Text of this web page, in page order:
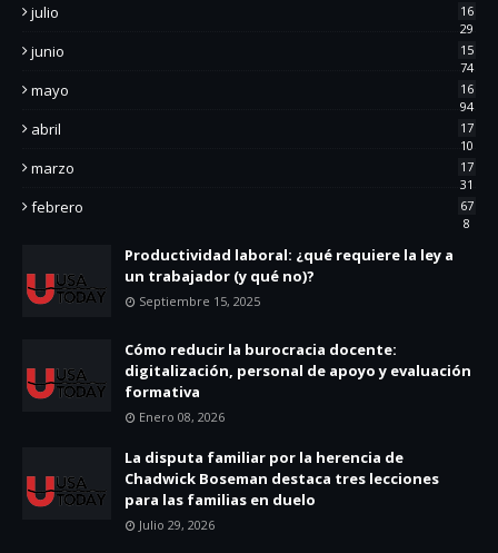
julio
16
29
junio
15
74
mayo
16
94
abril
17
10
marzo
17
31
febrero
67
8
Productividad laboral: ¿qué requiere la ley a
un trabajador (y qué no)?
Septiembre 15, 2025
Cómo reducir la burocracia docente:
digitalización, personal de apoyo y evaluación
formativa
Enero 08, 2026
La disputa familiar por la herencia de
Chadwick Boseman destaca tres lecciones
para las familias en duelo
Julio 29, 2026